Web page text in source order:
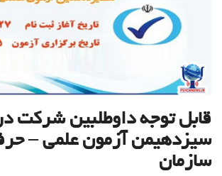
قابل توجه داوطلبین شرکت
سیزدهیمن آزمون علمی –
سازمان